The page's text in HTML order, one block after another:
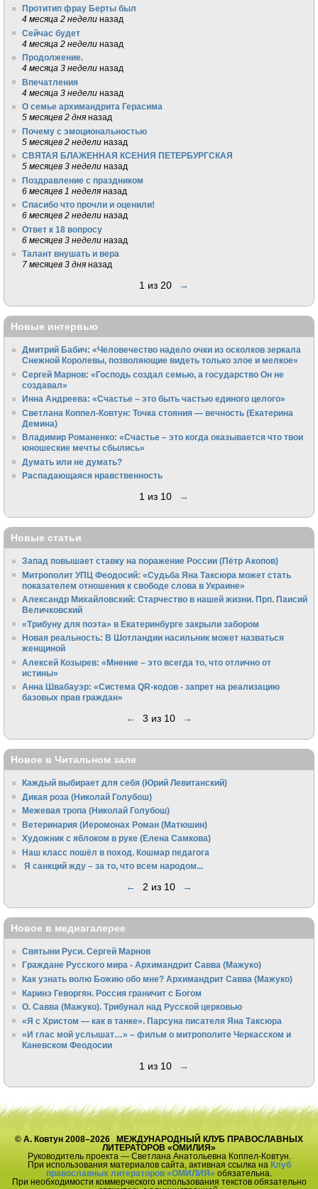
Протитип фрау Берты был
4 месяца 2 недели назад
Сейчас будет
4 месяца 2 недели назад
Продолжение.
4 месяца 3 недели назад
Впечатления
4 месяца 3 недели назад
О семье архимандрита Герасима
5 месяцев 2 дня назад
Почему с эмоциональностью
5 месяцев 2 недели назад
СВЯТАЯ БЛАЖЕННАЯ КСЕНИЯ ПЕТЕРБУРГСКАЯ
5 месяцев 3 недели назад
Поздравление с праздником
6 месяцев 1 неделя назад
Спасибо что прочли и оценили!
6 месяцев 2 недели назад
Ответ к 18 вопросу
6 месяцев 3 недели назад
Талант внушать и вера
7 месяцев 3 дня назад
1 из 20 →
Новые интервью
Дмитрий Бабич: «Человечество надело очки из осколков зеркала
Снежной Королевы, позволяющие видеть только злое и мелкое»
Сергей Марнов: «Господь создал семью, а государство Он не
создавал»
Инна Андреева: «Счастье – это быть частью единого целого»
Светлана Коппел-Ковтун: Точка стояния — вечность (Екатерина
Демина)
Владимир Романенко: «Счастье – это когда оказывается что твои
юношеские мечты сбылись»
Думать или не думать?
Распадающаяся нравственность
1 из 10 →
Новые статьи
Запад повышает ставку на поражение России (Пётр Акопов)
Митрополит УПЦ Феодосий: «Судьба Яна Таксюра может стать
показателем отношения к свободе слова в Украине»
Алек­сандр Михайловский: Старчество в нашей жизни. Прп. Паисий
Величковский
«Трибуну для поэта» в Екатеринбурге закрыли забором
Новая реальность: В Шотландии насильник может назваться
женщиной
Алексей Козырев: «Мнение – это всегда то, что отлично от
истины»
Анна Швабауэр: «Система QR-кодов - запрет на реализацию
базовых прав граждан»
← 3 из 10 →
Новое в Читальном зале
Каждый выбирает для себя (Юрий Левитанский)
Дикая роза (Николай Голубош)
Межевая тропа (Николай Голубош)
Ветеринария (Иеромонах Роман (Матюшин)
Художник с яблоком в руке (Елена Самкова)
Наш класс пошёл в поход. Кошмар педагога
Я санкций жду – за то, что всем народом...
← 2 из 10 →
Новое в медиагалерее
Святыни Руси. Сергей Марнов
Граждане Русского мира - Архимандрит Савва (Мажуко)
Как узнать волю Божию обо мне? Архимандрит Савва (Мажуко)
Каринэ Геворгян. Россия граничит с Богом
О. Савва (Мажуко). Трибунал над Русской церковью
«Я с Христом — как в танке». Парсуна писателя Яна Таксюра
«И глас мой услышат…» – фильм о митрополите Черкасском и
Каневском Феодосии
1 из 10 →
© А. Ковтун 2008–2026 МЕЖДУНАРОДНЫЙ КЛУБ ПРАВОСЛАВНЫХ
ЛИТЕРАТОРОВ «ОМИЛИЯ»
Руководитель проекта — Светлана Анатольевна Коппел-Ковтун.
При использования материалов сайта, активная ссылка на Клуб
православных литераторов «ОМИЛИЯ» обязательна.
При необходимости коммерческого использования текстов обязательно